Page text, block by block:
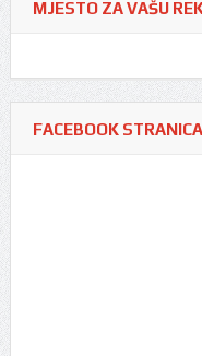
MJESTO ZA VAŠU
FACEBOOK STRANICA